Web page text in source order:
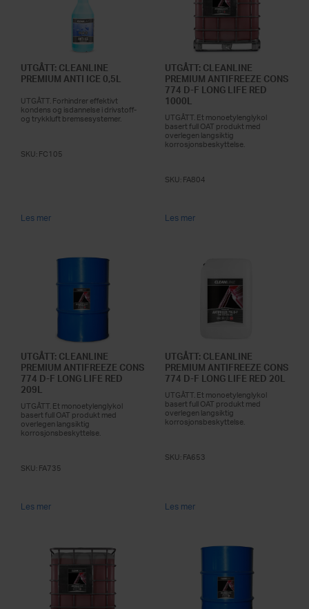
UTGÅTT: CLEANLINE
PREMIUM ANTI ICE 0,5L
UTGÅTT. Forhindrer effektivt
kondens og isdannelse i drivstoff-
og trykkluft bremsesystemer.
SKU: FC105
Les mer
UTGÅTT: CLEANLINE
PREMIUM ANTIFREEZE CONS
774 D-F LONG LIFE RED
1000L
UTGÅTT. Et monoetylenglykol
basert full OAT produkt med
overlegen langsiktig
korrosjonsbeskyttelse.
SKU: FA804
Les mer
UTGÅTT: CLEANLINE
PREMIUM ANTIFREEZE CONS
774 D-F LONG LIFE RED
209L
UTGÅTT. Et monoetylenglykol
basert full OAT produkt med
overlegen langsiktig
korrosjonsbeskyttelse.
SKU: FA735
Les mer
UTGÅTT: CLEANLINE
PREMIUM ANTIFREEZE CONS
774 D-F LONG LIFE RED 20L
UTGÅTT. Et monoetylenglykol
basert full OAT produkt med
overlegen langsiktig
korrosjonsbeskyttelse.
SKU: FA653
Les mer